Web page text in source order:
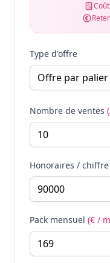
Type d'offre
Nombre de ventes
Honoraires /
Pack mensuel (€ /